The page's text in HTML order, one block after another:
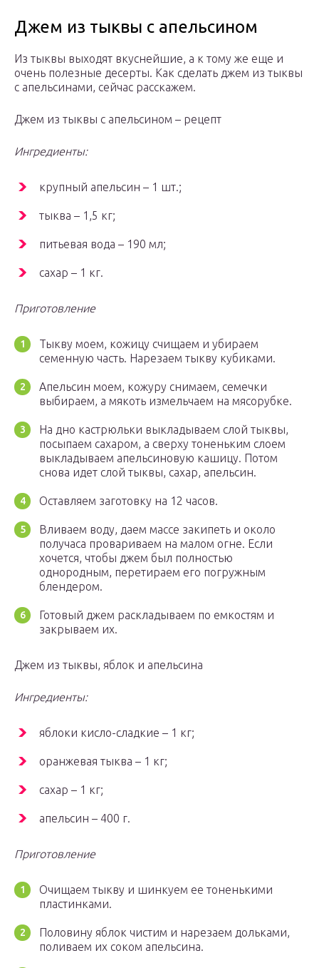
Джем из тыквы с апельсином
Из тыквы выходят вкуснейшие, а к тому же еще и
очень полезные десерты. Как сделать джем из тыквы
с апельсинами, сейчас расскажем.
Джем из тыквы с апельсином – рецепт
Ингредиенты:
крупный апельсин – 1 шт.;
тыква – 1,5 кг;
питьевая вода – 190 мл;
сахар – 1 кг.
Приготовление
Тыкву моем, кожицу счищаем и убираем
семенную часть. Нарезаем тыкву кубиками.
Апельсин моем, кожуру снимаем, семечки
выбираем, а мякоть измельчаем на мясорубке.
На дно кастрюльки выкладываем слой тыквы,
посыпаем сахаром, а сверху тоненьким слоем
выкладываем апельсиновую кашицу. Потом
снова идет слой тыквы, сахар, апельсин.
Оставляем заготовку на 12 часов.
Вливаем воду, даем массе закипеть и около
получаса провариваем на малом огне. Если
хочется, чтобы джем был полностью
однородным, перетираем его погружным
блендером.
Готовый джем раскладываем по емкостям и
закрываем их.
Джем из тыквы, яблок и апельсина
Ингредиенты:
яблоки кисло-сладкие – 1 кг;
оранжевая тыква – 1 кг;
сахар – 1 кг;
апельсин – 400 г.
Приготовление
Очищаем тыкву и шинкуем ее тоненькими
пластинками.
Половину яблок чистим и нарезаем дольками,
поливаем их соком апельсина.